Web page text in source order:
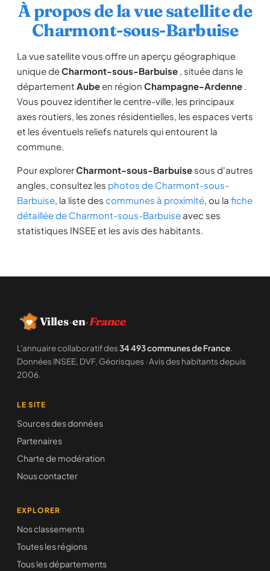
À propos de la vue satellite de
Charmont-sous-Barbuise
La vue satellite vous offre un aperçu géographique
unique deCharmont-sous-Barbuise , située dans le
département Aubeen région Champagne-Ardenne .
Vous pouvez identifier le centre-ville, les principaux
axes routiers, les zones résidentielles, les espaces verts
et les éventuels reliefs naturels qui entourent la
commune.
Pour explorerCharmont-sous-Barbuise sous d'autres
angles, consultez les photos de Charmont-sous-
Barbuise, la liste des communes à proximité, ou la fiche
détaillée de Charmont-sous-Barbuise avec ses
statistiques INSEE et les avis des habitants.
Villes·en·France
L'annuaire collaboratif des34 493 communes de France.
Données INSEE, DVF, Géorisques · Avis des habitants depuis
2006.
LE SITE
Sources des données
Partenaires
Charte de modération
Nous contacter
EXPLORER
Nos classements
Toutes les régions
Tous les départements